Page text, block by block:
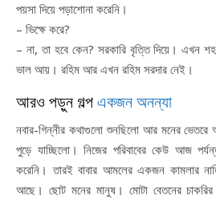
পয়সা দিয়ে পড়াশোনা করেনি।
– ভিক্ষে করে?
– না, তা হবে কেন? সরকারি বৃত্তি দিয়ে। এখন
ভাল আয়। রহিম আর এখন রহিম সরদার নেই।
আরও পড়ুন গল্পএকজন অনন্যা
নবার-গিন্নীর কথাগুলো শুনছিলো আর মনের ভেতরে
পুড়ে যাচ্ছিলো। নিজের পরিবাবের কেউ আজ
করেনি। তারই বাবার আমলের একজন কামলার
আছে। ছোট মনের মানুষ। মোটা বেতনের